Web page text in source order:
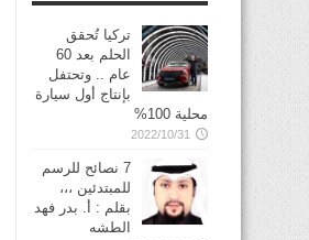
تركيا تُحقق
الحلم بعد 60
عام .. وتحتفل
بإنتاج أول سيارة
محلية 100%
2022/10/31
7 نصائح للرسم
للمبتدئين ،،،
بقلم : أ. بدر فهد
الطشه